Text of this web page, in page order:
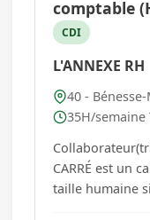
comptable
CDI
L'ANNEXE RH
40 -
35H/semaine
CARRÉ est un
taille humaine